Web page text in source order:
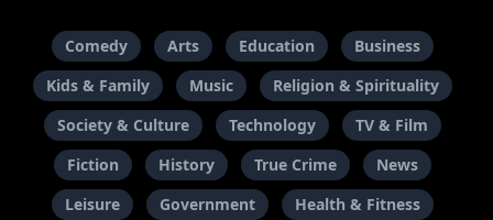
Comedy Arts Education
Business
Kids & Family
Music
Religion & Spirituality
Society & Culture
Technology
TV & Film
Fiction
History True Crime
News
Leisure
Government
Health & Fitness